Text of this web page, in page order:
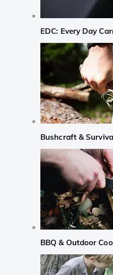
EDC: Every Day
Bushcraft &
BBQ & Outdoor